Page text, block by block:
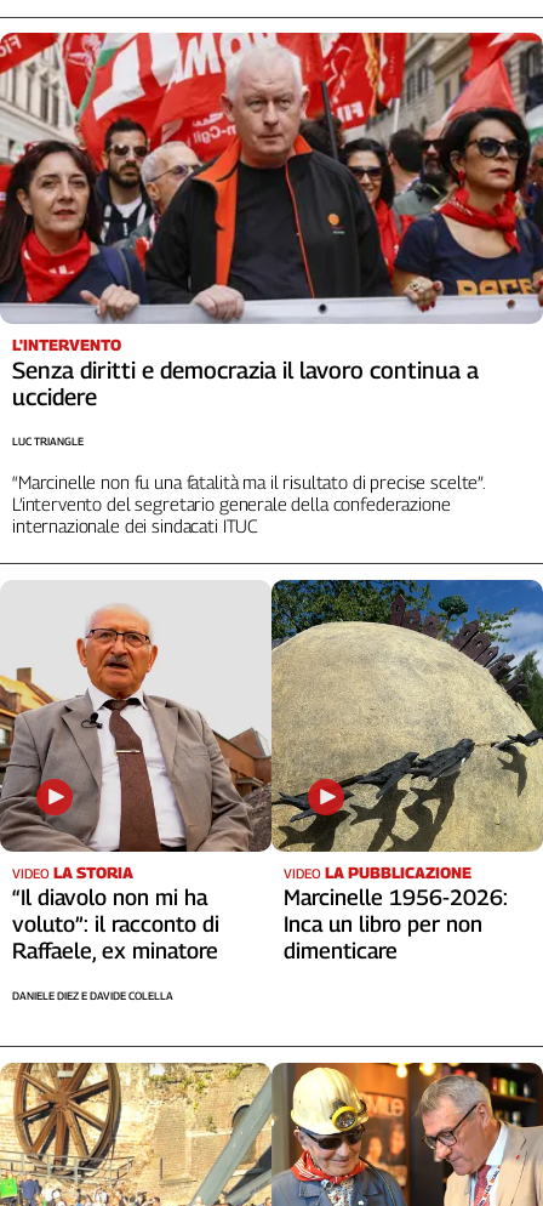
Lombardia
Marche
Piemonte
Puglia
Sardegna
Sicilia
Toscana
Trentino
Umbria
Valle
D'Aosta
Veneto
Storico
1955-
2014
Cerca
Contatti
La
redazione
Newsletter
Social
L'INTERVENTO
Senza diritti e democrazia il lavoro continua a
uccidere
“Marcinelle non fu una fatalità ma il risultato di precise scelte”.
L’intervento del segretario generale della confederazione
internazionale dei sindacati ITUC
LUC TRIANGLE
VIDEO LA STORIA
“Il diavolo non mi ha
voluto”: il racconto di
Raffaele, ex minatore
DANIELE DIEZ E DAVIDE COLELLA
VIDEO LA PUBBLICAZIONE
Marcinelle 1956-2026:
Inca un libro per non
dimenticare